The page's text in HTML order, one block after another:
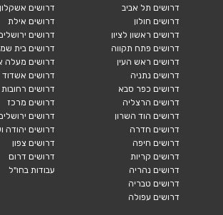
דרושים תל אביב
דרושים חולון
דרושים ראשון לציון
דרושים פתח תקווה
דרושים ראש העין
דרושים נתניה
דרושים כפר סבא
דרושים הרצליה
דרושים הוד השרון
דרושים חדרה
דרושים חיפה
דרושים קריות
דרושים נהריה
דרושים טבריה
דרושים עפולה
דרושים אשקלון
דרושים אילת
דרושים
דרושים בית
דרושים מעלה
דרושים אשדוד
דרושים רחובות
דרושים מרכז
דרושים
דרושים יהודה
דרושים צפון
דרושים דרום
עבודות בחו"ל